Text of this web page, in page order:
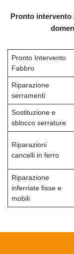
Pronto intervento
Pronto Intervento
Fabbro
Riparazione
serramenti
Sostituzione e
sblocco serrature
Riparazioni
cancelli in ferro
Riparazione
inferriate fisse e
mobili